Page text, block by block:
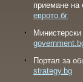
приемане на
еврото.бг
Портал за
strategy.bg